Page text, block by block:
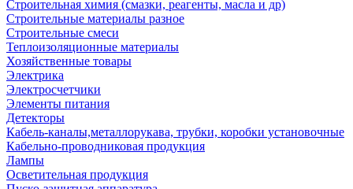
Строительная химия (смазки, реагенты, масла и др)
Строительные материалы разное
Строительные смеси
Теплоизоляционные материалы
Хозяйственные товары
Электрика
Электросчетчики
Элементы питания
Детекторы
Кабель-каналы,металлорукава, трубки, коробки установочные
Кабельно-проводниковая продукция
Лампы
Осветительная продукция